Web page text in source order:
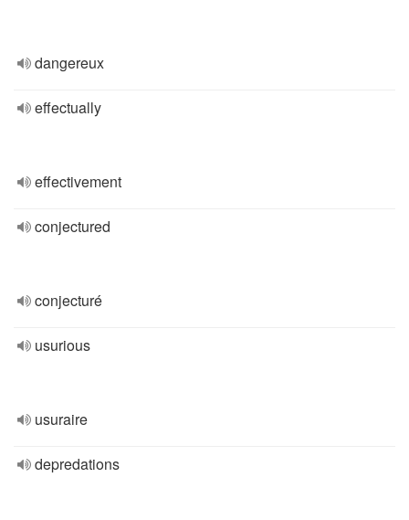
dangereux
effectually
effectivement
conjectured
conjecturé
usurious
usuraire
depredations